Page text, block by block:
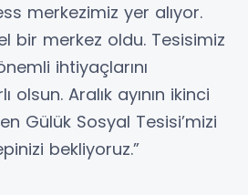
merkezimiz yer alıyor.
bir merkez oldu. Tesisimiz
ihtiyaçlarını
olsun. Aralık ayının ikinci
Gülük Sosyal Tesisi’mizi
bekliyoruz.”